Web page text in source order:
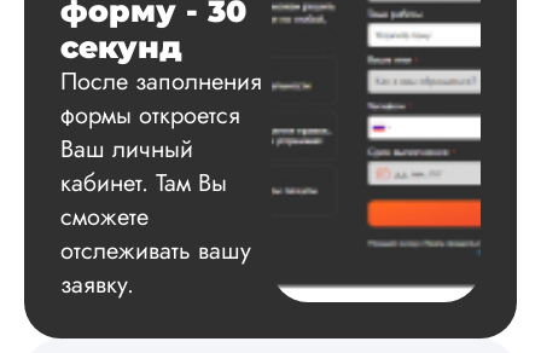
Дата:2025-08-03
Заказывал тут
диссертацию. По
срокам и
конечно, для меня
внушительно, но
выхода не
самостоятельно.
менеджер
держал меня в
о статусе заказа.
форму - 30
секунд
После заполнения
формы откроется
Ваш личный
кабинет. Там Вы
сможете
отслеживать вашу
заявку.